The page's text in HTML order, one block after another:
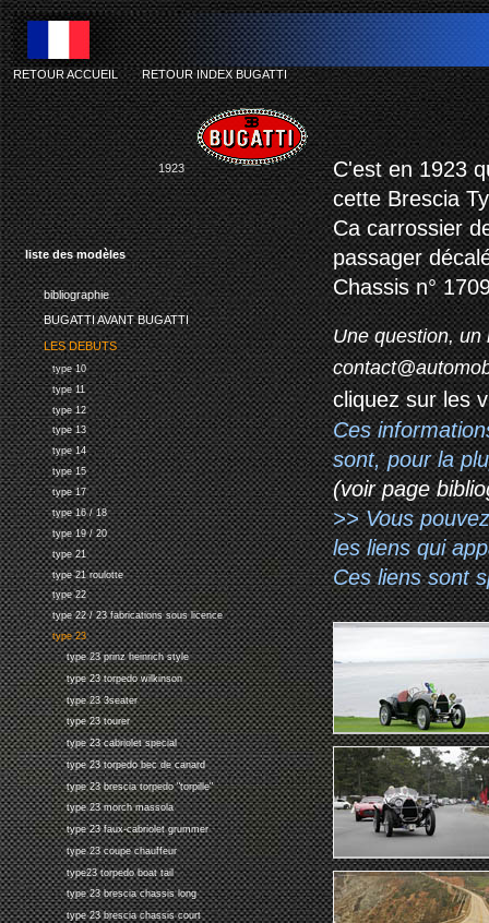
liste des modèles
bibliographie
BUGATTI AVANT BUGATTI
LES DEBUTS
type 10
type 11
type 12
type 13
type 14
type 15
type 17
type 16 / 18
type 19 / 20
type 21
type 21 roulotte
type 22
type 22 / 23 fabrications sous licence
type 23
type 23 prinz heinrich style
type 23 torpedo wilkinson
type 23 3seater
type 23 tourer
type 23 cabriolet special
type 23 torpedo bec de canard
type 23 brescia torpedo "torpille"
type 23 morch massola
type 23 faux-cabriolet grummer
type 23 coupe chauffeur
type23 torpedo boat tail
type 23 brescia chassis long
type 23 brescia chassis court
RETOUR ACCUEIL-RETOUR INDEX BUGATTI
1923
C'est en 1923
cette Brescia
Ca carrossier
passager
Chassis n°
Une question, un
cliquez sur les
Ces
sont, pour la
(voir page
>> Vous
les liens qui
Ces liens sont